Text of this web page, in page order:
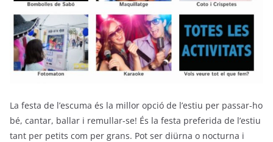
La festa de l’escuma és la millor opció de l’estiu per passar-ho
bé, cantar, ballar i remullar-se! És la festa preferida de l’estiu
tant per petits com per grans. Pot ser diürna o nocturna i